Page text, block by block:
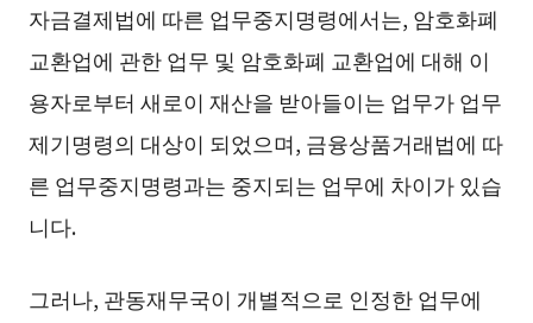
자금결제법에 따른 업무중지명령에서는, 암호화폐
교환업에 관한 업무 및 암호화폐 교환업에 대해 이
용자로부터 새로이 재산을 받아들이는 업무가 업무
제기명령의 대상이 되었으며, 금융상품거래법에 따
른 업무중지명령과는 중지되는 업무에 차이가 있습
니다.
그러나, 관동재무국이 개별적으로 인정한 업무에